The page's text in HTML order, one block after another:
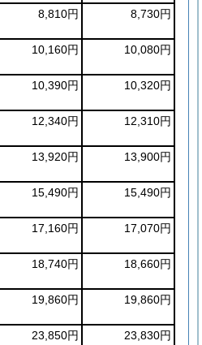
8,810円 8,730円
10,160円 10,080円
10,390円 10,320円
12,340円 12,310円
13,920円 13,900円
15,490円 15,490円
17,160円 17,070円
18,740円 18,660円
19,860円 19,860円
23,850円 23,830円